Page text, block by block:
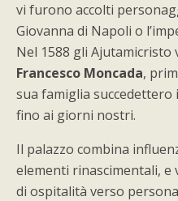
vi furono accolti
Giovanna di Napoli o
Nel 1588 gli Ajutamicristo
Francesco Moncada,
sua famiglia succedettero i
fino ai giorni nostri.
Il palazzo combina
elementi rinascimentali,
di ospitalità verso